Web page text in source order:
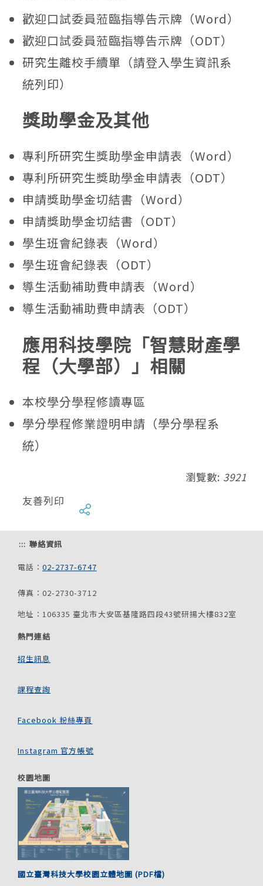
歡迎口試委員蒞臨指導告示牌（Word）
歡迎口試委員蒞臨指導告示牌（ODT）
研究生離校手續單（請登入學生資訊系
統列印）
獎助學金及其他
專利所研究生獎助學金申請表（Word）
專利所研究生獎助學金申請表（ODT）
申請獎助學金切結書（Word）
申請獎助學金切結書（ODT）
學生班會紀錄表（Word）
學生班會紀錄表（ODT）
導生活動補助費申請表（Word）
導生活動補助費申請表（ODT）
應用科技學院「智慧財產學
程（大學部）」相關
本校學分學程修讀專區
學分學程修業證明申請（學分學程系
統）
瀏覽數: 3921
友善列印
::: 聯絡資訊
電話：02-2737-6747
傳真：02-2730-3712
地址：106335 臺北市大安區基隆路四段43號研揚大樓832室
熱門連結
招生訊息
課程查詢
Facebook 粉絲專頁
Instagram 官方帳號
校園地圖
國立臺灣科技大學校園立體地圖 (PDF檔)